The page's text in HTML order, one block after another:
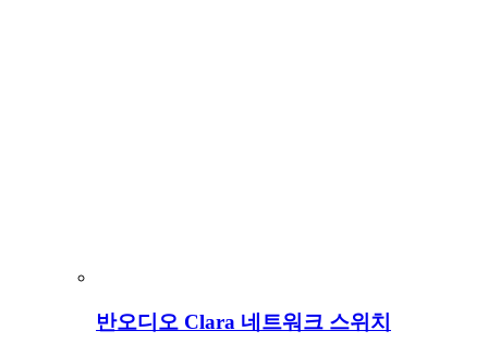
반오디오 Clara 네트워크 스위치